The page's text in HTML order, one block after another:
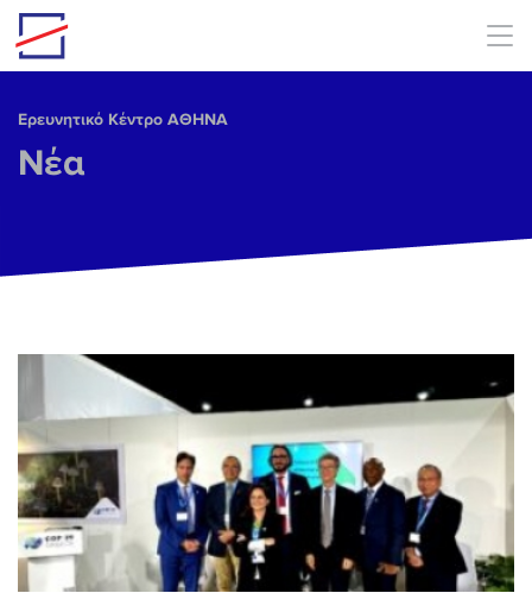
Skip to main content
Ερευνητικό Κέντρο ΑΘΗΝΑ
Νέα